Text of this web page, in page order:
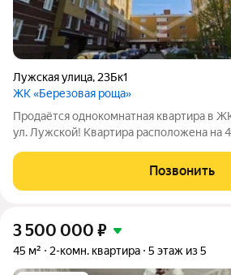
Лужская улица, 23Бк1
ЖК «Березовая роща»
Продаётся однокомнатная квартира в
ул. Лужской! Квартира расположена на
площадь 42,2 кв.м.+ лоджия: спальня
формы 18,5 кв.м., кухня
Позвонить
3 500 000 ₽
45 м² 2-комн. квартира 5 этаж из 5